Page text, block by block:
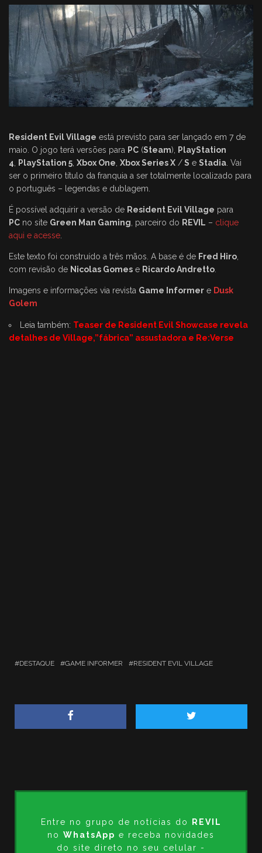
Resident Evil Village está previsto para ser lançado em 7 de
maio. O jogo terá versões para PC (Steam), PlayStation
4 PlayStation 5 Xbox One Xbox Series X /S e Stadia . Vai
ser o primeiro título da franquia a ser totalmente localizado para
o português – legendas e dublagem.
É possível adquirir a versão de Resident Evil Village para
PC no site Green Man Gaming , parceiro do REVIL – clique
aqui e acesse
Este texto foi construído a três mãos. A base é de Fred Hiro
com revisão de Nicolas Gomes e Ricardo Andretto
Imagens e informações via revista Game Informer e Dusk
Golem
Leia também: Teaser de Resident Evil Showcase revela
detalhes de Village,”fábrica” assustadora e Re:Verse
DESTAQUE GAME INFORMER RESIDENT EVIL VILLAGE
Entre no grupo de notícias do REVIL
no WhatsApp e receba novidades
do site direto no seu celular -